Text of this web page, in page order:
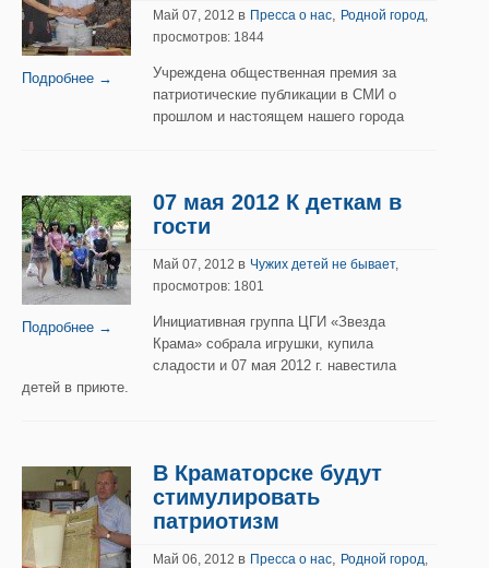
Подробнее →
Май 07, 2012 в Пресса о нас Родной город
просмотров: 1844
Учреждена общественная премия за
патриотические публикации в СМИ о
прошлом и настоящем нашего города
Подробнее →
07 мая 2012 К деткам в
гости
Май 07, 2012 в Чужих детей не бывает,
просмотров: 1801
Инициативная группа ЦГИ «Звезда
Крама» собрала игрушки, купила
сладости и 07 мая 2012 г. навестила
детей в приюте.
В Краматорске будут
стимулировать
патриотизм
Май 06, 2012 в Пресса о нас Родной город